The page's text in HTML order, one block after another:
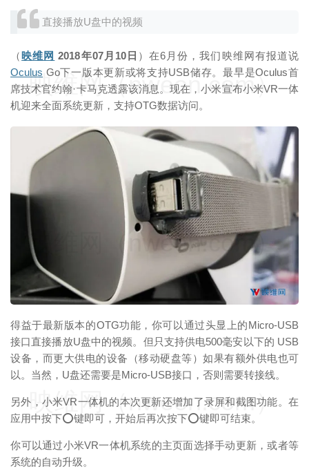
直接播放U盘中的视频
（ 映维网 2018年07月10日 ）在6月份，我们映维网有报道说
Oculus Go下一版本更新或将支持USB储存。最早是Oculus首
席技术官约翰·卡马克透露该消息。现在，小米宣布小米VR一体
机迎来全面系统更新，支持OTG数据访问。
得益于最新版本的OTG功能，你可以通过头显上的Micro-USB
接口直接播放U盘中的视频。但只支持供电500毫安以下的 USB
设备，而更大供电的设备（移动硬盘等）如果有额外供电也可
以。当然，U盘还需要是Micro-USB接口，否则需要转接线。
另外，小米VR一体机的本次更新还增加了录屏和截图功能。在
应用中按下⭕键即可，开始后再次按下⭕键即可结束。
​​你可以通过小米VR一体机系统的主页面选择手动更新，或者等
系统的自动升级。
映维网（nweon.com）
映维网（nweon.com）
映维网（nweon.com）